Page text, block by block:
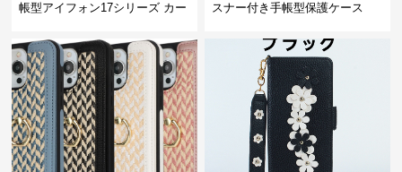
帳型アイフォン17シリーズ カー
スナー付き手帳型保護ケース